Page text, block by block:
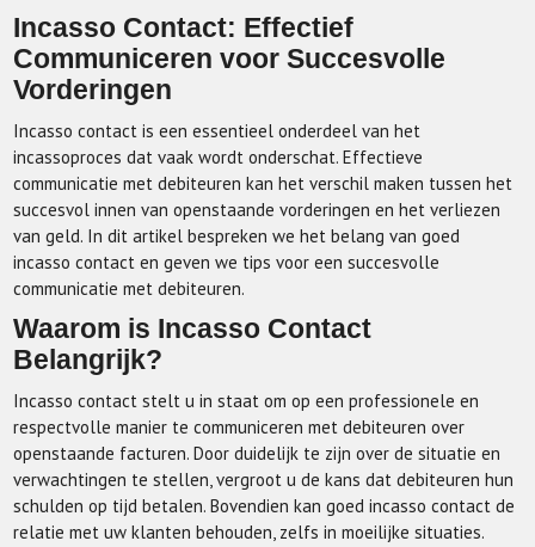
Incasso Contact: Effectief
Communiceren voor Succesvolle
Vorderingen
Incasso contact is een essentieel onderdeel van het
incassoproces dat vaak wordt onderschat. Effectieve
communicatie met debiteuren kan het verschil maken tussen het
succesvol innen van openstaande vorderingen en het verliezen
van geld. In dit artikel bespreken we het belang van goed
incasso contact en geven we tips voor een succesvolle
communicatie met debiteuren.
Waarom is Incasso Contact
Belangrijk?
Incasso contact stelt u in staat om op een professionele en
respectvolle manier te communiceren met debiteuren over
openstaande facturen. Door duidelijk te zijn over de situatie en
verwachtingen te stellen, vergroot u de kans dat debiteuren hun
schulden op tijd betalen. Bovendien kan goed incasso contact de
relatie met uw klanten behouden, zelfs in moeilijke situaties.